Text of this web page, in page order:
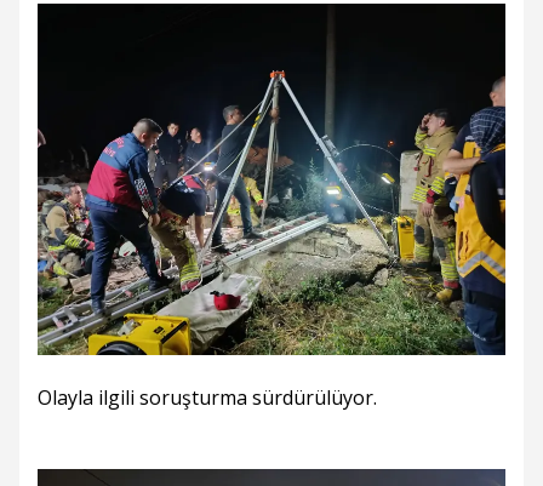
Olayla ilgili soruşturma sürdürülüyor.